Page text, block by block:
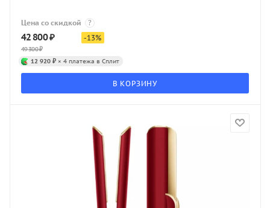
Цена со скидкой ?
42 800₽
49 300₽
-13%
12 920 ₽ × 4 платежа в Сплит
В КОРЗИНУ